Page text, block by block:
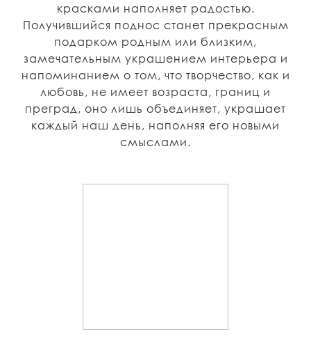
красками наполняет радостью.
Получившийся поднос станет прекрасным
подарком родным или близким,
замечательным украшением интерьера и
напоминанием о том, что творчество, как и
любовь, не имеет возраста, границ и
преград, оно лишь объединяет, украшает
каждый наш день, наполняя его новыми
смыслами.